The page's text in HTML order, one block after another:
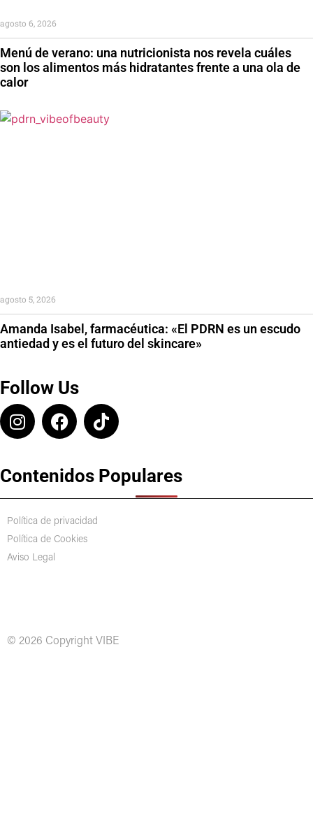
Menú de verano: una nutricionista nos revela cuáles
son los alimentos más hidratantes frente a una ola de
calor
agosto 6, 2026
Amanda Isabel, farmacéutica: «El PDRN es un escudo
antiedad y es el futuro del skincare»
agosto 5, 2026
Follow Us
Contenidos Populares
Política de privacidad
Política de Cookies
Aviso Legal
© 2026 Copyright VIBE